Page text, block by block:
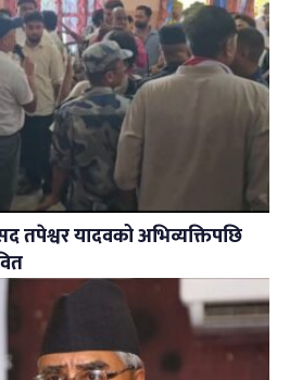
तपेश्वर यादवको अभिव्यक्तिपछि